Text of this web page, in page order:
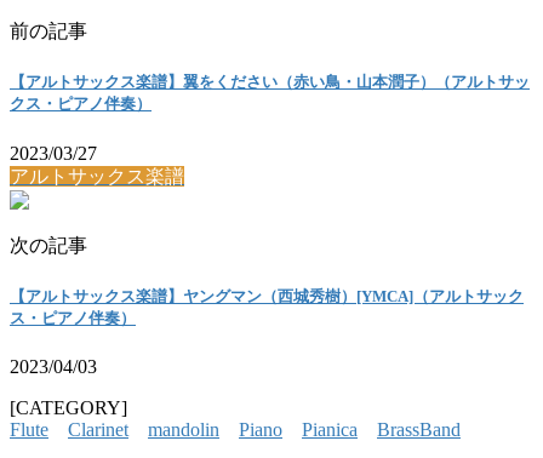
前の記事
【アルトサックス楽譜】翼をください（赤い鳥・山本潤子）（アルトサッ
クス・ピアノ伴奏）
2023/03/27
アルトサックス楽譜
次の記事
【アルトサックス楽譜】ヤングマン（西城秀樹）[YMCA]（アルトサック
ス・ピアノ伴奏）
2023/04/03
[CATEGORY]
Flute
Clarinet mandolin Piano Pianica
BrassBand